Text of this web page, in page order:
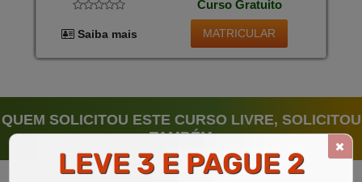
Apresenta Alto Risco de Preconceito, Pois Tanto
Jornalistas Quanto Leitores Têm Preferências por
Determinados Times Ou Atletas. Assim, os Profissionais
da Área Devem Estar Atentos à Paixão Ou Rejeição Pois
Colegas.
Curso Gratuito
Saiba mais MATRICULAR
QUEM SOLICITOU ESTE CURSO LIVRE, SOLICITOU
TAMBÉM
LEVE 3 E PAGUE 2